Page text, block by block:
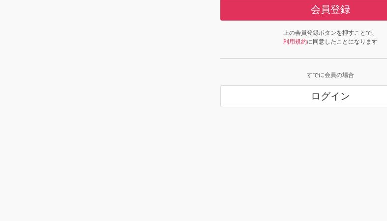
会員登録
上の会員登録ボタンを押すことで、
利用規約に同意したことになります
すでに会員の場合
ログイン